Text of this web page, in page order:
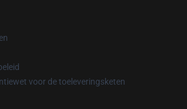
voor de toeleveringsketen